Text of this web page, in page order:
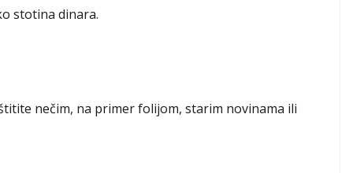
stotina dinara.
nečim, na primer folijom, starim novinama ili